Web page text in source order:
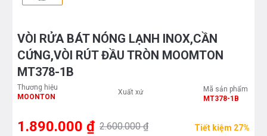
VÒI RỬA BÁT NÓNG LẠNH INOX,CẦN
CỨNG,VÒI RÚT ĐẦU TRÒN MOOMTON
MT378-1B
Thương hiệu
MOONTON
Xuất xứ
Mã sản phẩm
MT378-1B
1.890.000 ₫ 2.600.000 ₫ Tiết kiệm 27%